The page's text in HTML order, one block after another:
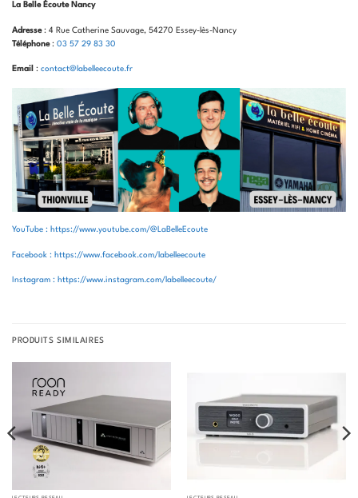
La Belle Écoute Nancy
Adresse: 4 Rue Catherine Sauvage, 54270 Essey-lès-Nancy
Téléphone: 03 57 29 83 30
Email : contact@labelleecoute.fr
YouTube : https://www.youtube.com/@LaBelleEcoute
Facebook : https://www.facebook.com/labelleecoute
Instagram : https://www.instagram.com/labelleecoute/
PRODUITS SIMILAIRES